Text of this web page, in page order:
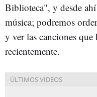
Biblioteca", y desde
música; podremos
y ver las canciones
recientemente.